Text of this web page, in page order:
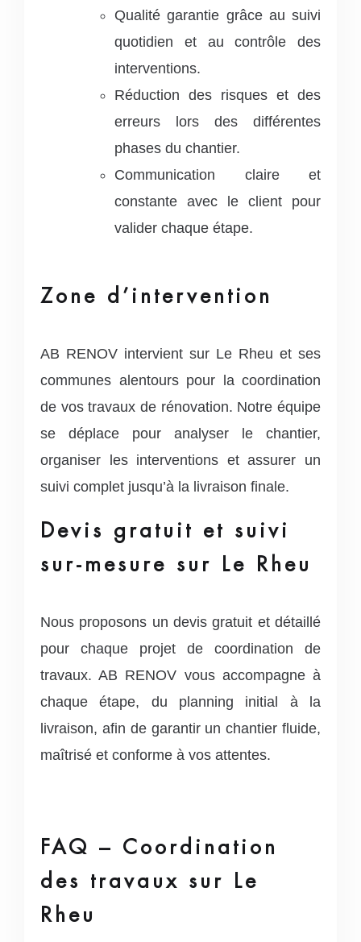
Qualité garantie grâce au suivi
quotidien et au contrôle des
interventions.
Réduction des risques et des
erreurs lors des différentes
phases du chantier.
Communication claire et
constante avec le client pour
valider chaque étape.
Zone d’intervention
AB RENOV intervient sur Le Rheu et ses
communes alentours pour la coordination
de vos travaux de rénovation. Notre équipe
se déplace pour analyser le chantier,
organiser les interventions et assurer un
suivi complet jusqu’à la livraison finale.
Devis gratuit et suivi
sur-mesure sur Le Rheu
Nous proposons un devis gratuit et détaillé
pour chaque projet de coordination de
travaux. AB RENOV vous accompagne à
chaque étape, du planning initial à la
livraison, afin de garantir un chantier fluide,
maîtrisé et conforme à vos attentes.
FAQ – Coordination
des travaux sur Le
Rheu